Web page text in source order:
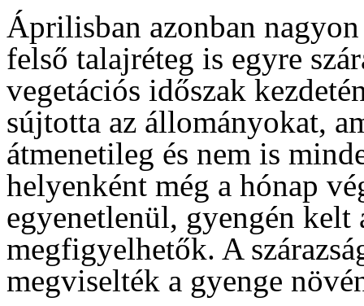
Áprilisban azonban
felső talajréteg is egyre
vegetációs időszak
sújtotta az állományokat,
átmenetileg és nem is
helyenként még a hónap
egyenetlenül, gyengén
megfigyelhetők. A
megviselték a gyenge